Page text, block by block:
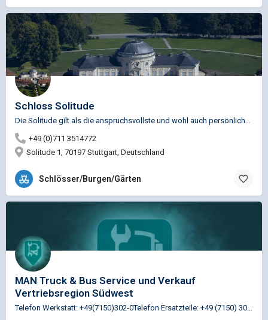
Schloss Solitude
+49 (0)711 3514772
Solitude 1, 70197 Stuttgart, Deutschland
Schlösser/Burgen/Gärten
MAN Truck & Bus Service und Verkauf
Vertriebsregion Südwest